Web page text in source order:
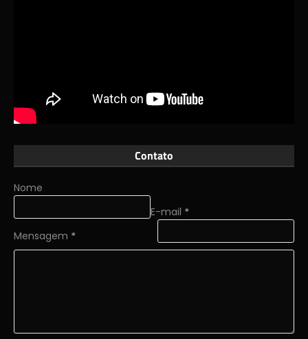
Contato
Nome
E-mail *
Mensagem *